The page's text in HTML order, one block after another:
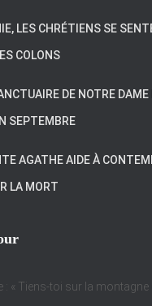
LES CHRÉTIENS SE
COLONS
DE NOTRE
SEPTEMBRE
AGATHE AIDE À
LA MORT
: « Tiens-toi sur la montagne